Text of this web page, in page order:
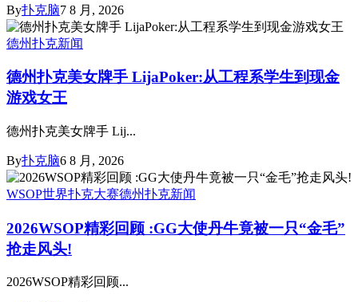
By扑克脑7 8 月, 2026
德州扑克新闻
德州扑克美女牌手 LijaPoker:从工程系学生到现金
游戏女王
德州扑克美女牌手 Lij...
By扑克脑6 8 月, 2026
WSOP世界扑克大赛德州扑克新闻
2026WSOP精彩回顾 :GG大使丹牛竟被一只“金毛”
抢走风头!
2026WSOP精彩回顾...